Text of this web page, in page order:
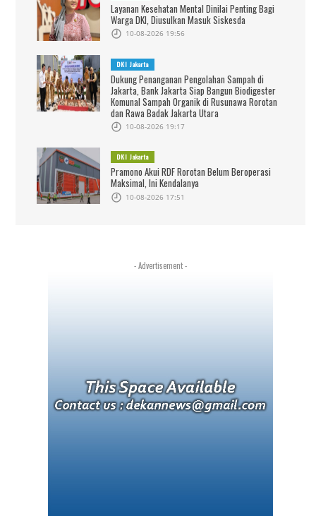
Layanan Kesehatan Mental Dinilai Penting Bagi
Warga DKI, Diusulkan Masuk Siskesda
10-08-2026 19:56
DKI Jakarta
Dukung Penanganan Pengolahan Sampah di
Jakarta, Bank Jakarta Siap Bangun Biodigester
Komunal Sampah Organik di Rusunawa Rorotan
dan Rawa Badak Jakarta Utara
10-08-2026 19:17
DKI Jakarta
Pramono Akui RDF Rorotan Belum Beroperasi
Maksimal, Ini Kendalanya
10-08-2026 17:51
- Advertisement -